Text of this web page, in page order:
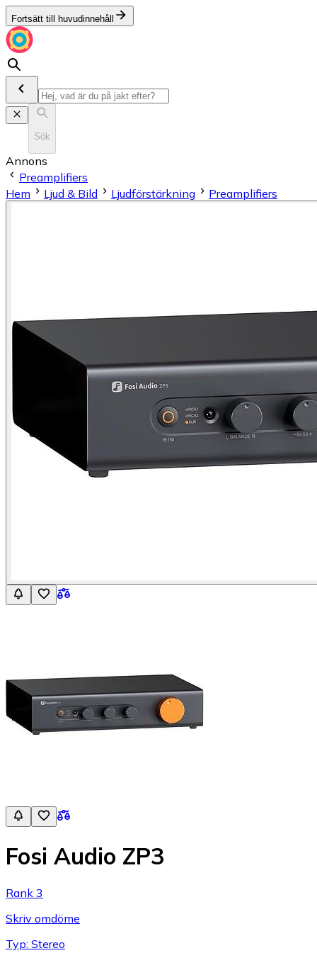
Fortsätt till huvudinnehåll
Sök
Annons
Preamplifiers
Hem
Ljud & Bild Ljudförstärkning Preamplifiers
Fosi Audio ZP3
Rank 3
Skriv omdöme
Typ: Stereo